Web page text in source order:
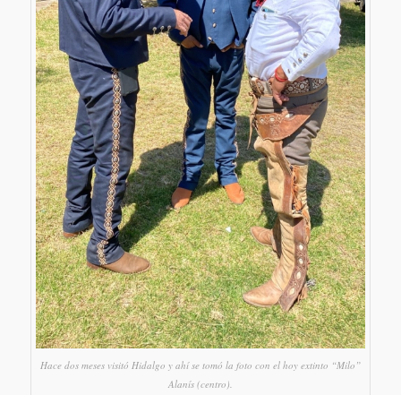
Hace dos meses visitó Hidalgo y ahí se tomó la foto con el hoy extinto “Milo”
Alanís (centro).